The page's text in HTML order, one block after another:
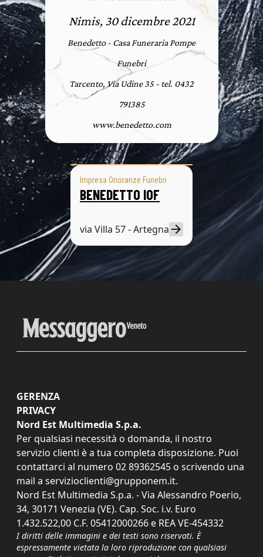
Nimis, 30 dicembre 2021
Benedetto - Casa Funeraria Pompe
Funebri
Tarcento, Via Udine 35 - tel. 0432
791385
www.benedetto.com
Impresa Onoranze Funebri
BENEDETTO IOF
via Villa 57 - Artegna
GERENZA
PRIVACY
Nord Est Multimedia S.p.a.
Per qualsiasi necessità o domanda, il nostro
servizio clienti è a tua completa disposizione. Puoi
contattarci al numero 02 89362545 o scrivendo una
mail a servizioclienti@grupponem.it.
Nord Est Multimedia S.p.a. - Via Alessandro Poerio,
34, 30171 Venezia (VE). Cap. Soc. i.v. Euro
1.432.522,00 C.F. 05412000266 e REA VE-454332
I diritti delle immagini e dei testi sono riservati. È
espressamente vietata la loro riproduzione con qualsiasi